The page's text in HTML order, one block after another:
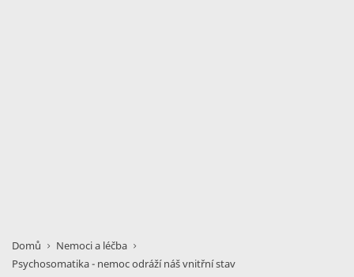
Domů
Nemoci a léčba
Psychosomatika - nemoc odráží náš vnitřní stav